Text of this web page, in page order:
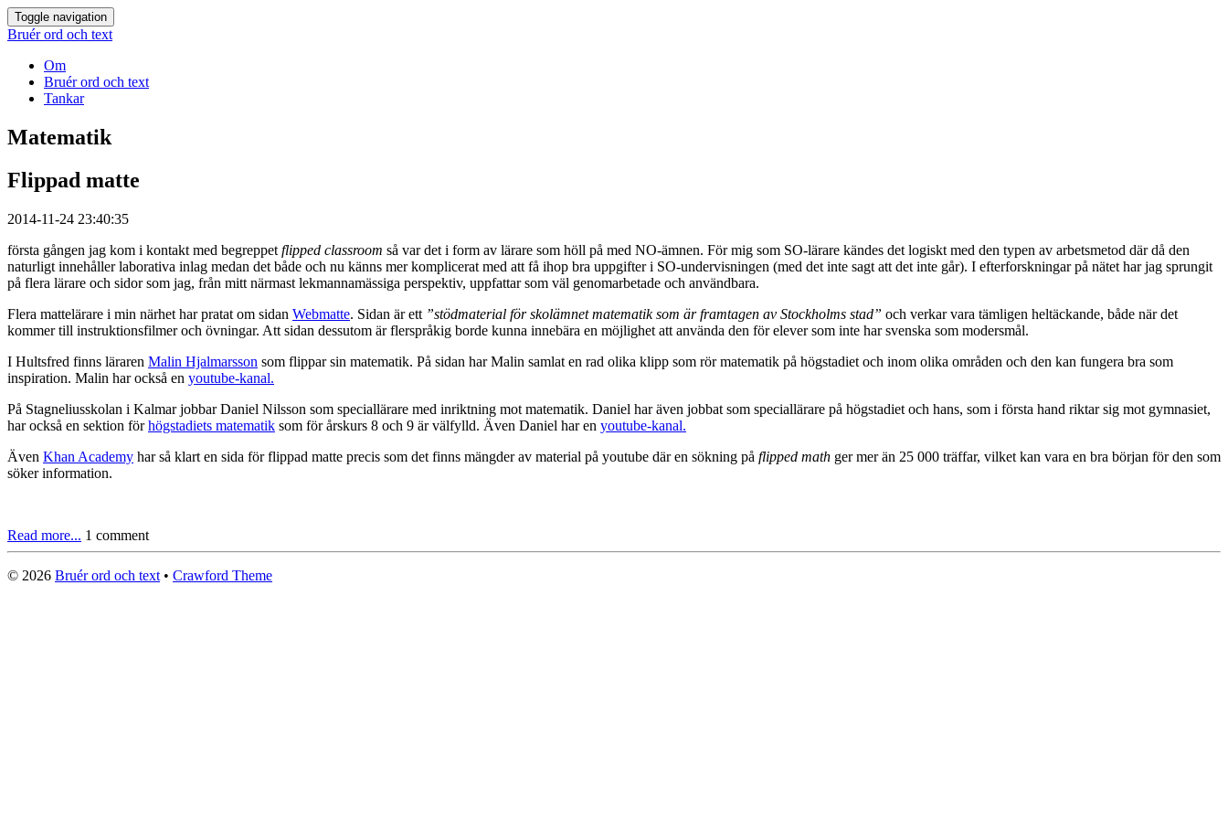
Toggle navigation
Bruér ord och text
Om
Bruér ord och text
Tankar
Matematik
Flippad matte
2014-11-24 23:40:35
första gången jag kom i kontakt med begreppet flipped classroom så var det i form av lärare som höll på med NO-ämnen. För mig som SO-lärare kändes det logiskt med den typen av arbetsmetod där då den
naturligt innehåller laborativa inlag medan det både och nu känns mer komplicerat med att få ihop bra uppgifter i SO-undervisningen (med det inte sagt att det inte går). I efterforskningar på nätet har jag sprungit
på flera lärare och sidor som jag, från mitt närmast lekmannamässiga perspektiv, uppfattar som väl genomarbetade och användbara.
Flera mattelärare i min närhet har pratat om sidan Webmatte. Sidan är ett ”stödmaterial för skolämnet matematik som är framtagen av Stockholms stad” och verkar vara tämligen heltäckande, både när det
kommer till instruktionsfilmer och övningar. Att sidan dessutom är flerspråkig borde kunna innebära en möjlighet att använda den för elever som inte har svenska som modersmål.
I Hultsfred finns läraren Malin Hjalmarsson som flippar sin matematik. På sidan har Malin samlat en rad olika klipp som rör matematik på högstadiet och inom olika områden och den kan fungera bra som
inspiration. Malin har också en youtube-kanal.
På Stagneliusskolan i Kalmar jobbar Daniel Nilsson som speciallärare med inriktning mot matematik. Daniel har även jobbat som speciallärare på högstadiet och hans, som i första hand riktar sig mot gymnasiet,
har också en sektion förhögstadiets matematik som för årskurs 8 och 9 är välfylld. Även Daniel har en youtube-kanal.
Även Khan Academy har så klart en sida för flippad matte precis som det finns mängder av material på youtube där en sökning på flipped math ger mer än 25 000 träffar, vilket kan vara en bra början för den som
söker information.
Read more... 1 comment
© 2026 Bruér ord och text • Crawford Theme